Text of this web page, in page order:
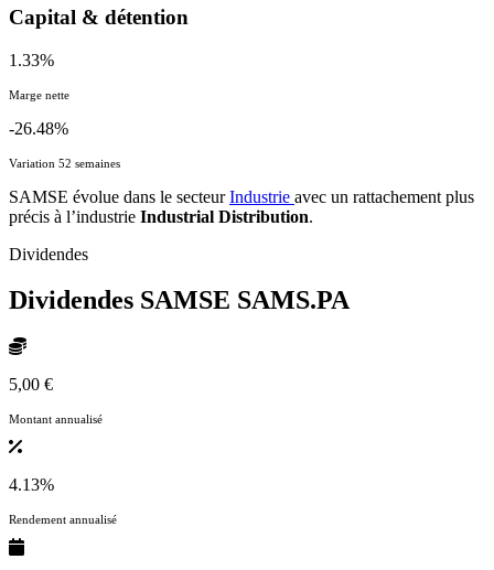
Capital & détention
1.33%
Marge nette
-26.48%
Variation 52 semaines
SAMSE évolue dans le secteurIndustrie avec un rattachement plus
précis à l’industrie Industrial Distribution.
Dividendes
Dividendes SAMSE SAMS.PA
5,00 €
Montant annualisé
4.13%
Rendement annualisé